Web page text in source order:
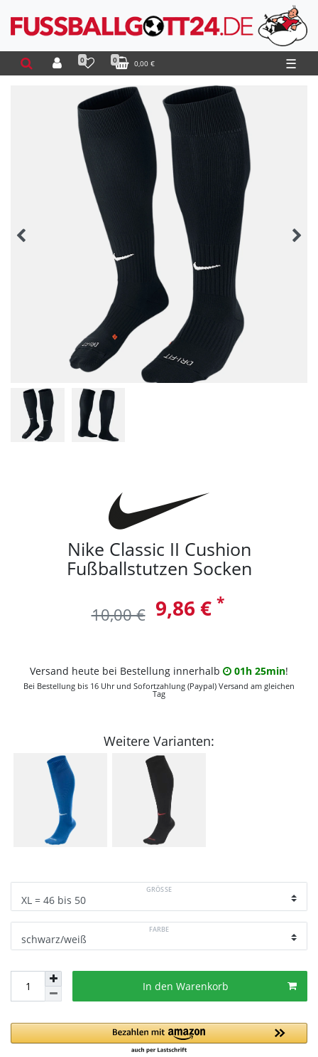
0 0 0,00 € ☰
Nike Classic II Cushion
Fußballstutzen Socken
10,00 € 9,86 € *
Versand heute bei Bestellung innerhalb 01h 25min!
Bei Bestellung bis 16 Uhr und Sofortzahlung (Paypal) Versand am gleichen
Tag
Weitere Varianten:
GRÖSSE
FARBE
In den Warenkorb